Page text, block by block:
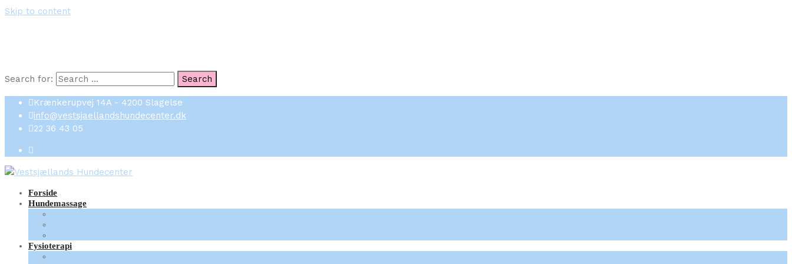
Skip to content
Search for: Search
Krænkerupvej 14A - 4200 Slagelse
info@vestsjaellandshundecenter.dk
22 36 43 05
Forside
Hundemassage
Fysioterapi